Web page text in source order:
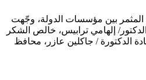
بين مؤسسات الدولة، وجّهت
إلهامي ترابيس، خالص الشكر
الدكتورة / جاكلين عازر، محافظ